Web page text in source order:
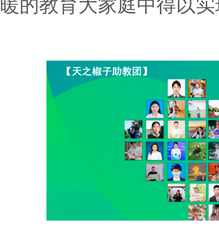
暖的教育大家庭中得以